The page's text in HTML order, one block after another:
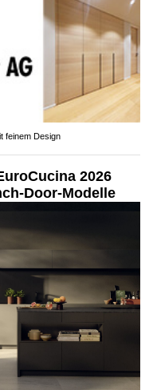
feinem Design
2026
Door-Modelle